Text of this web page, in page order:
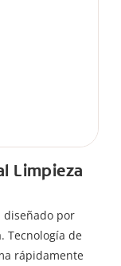
Limpieza
diseñado por
Tecnología de
rápidamente